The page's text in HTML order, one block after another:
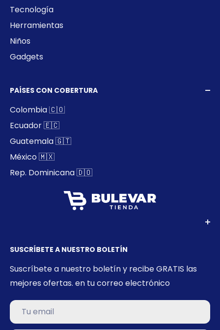
Tecnología
Herramientas
Niños
Gadgets
SUSCRÍBETE A NUESTRO BOLETÍN
Suscríbete a nuestro boletín y recibe GRATIS las
mejores ofertas. en tu correo electrónico
Tu email
PAÍSES CON COBERTURA
Colombia 🇨🇴
Ecuador 🇪🇨
Guatemala 🇬🇹
México 🇲🇽
Rep. Dominicana 🇩🇴